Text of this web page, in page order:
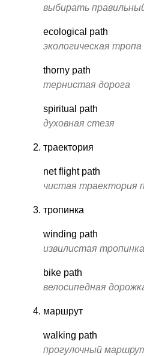
выбирать
ecological path
экологическая тропа
thorny path
тернистая дорога
spiritual path
духовная стезя
траектория
net flight path
чистая траектория
тропинка
winding path
извилистая тропинка
bike path
велосипедная
маршрут
walking path
прогулочный